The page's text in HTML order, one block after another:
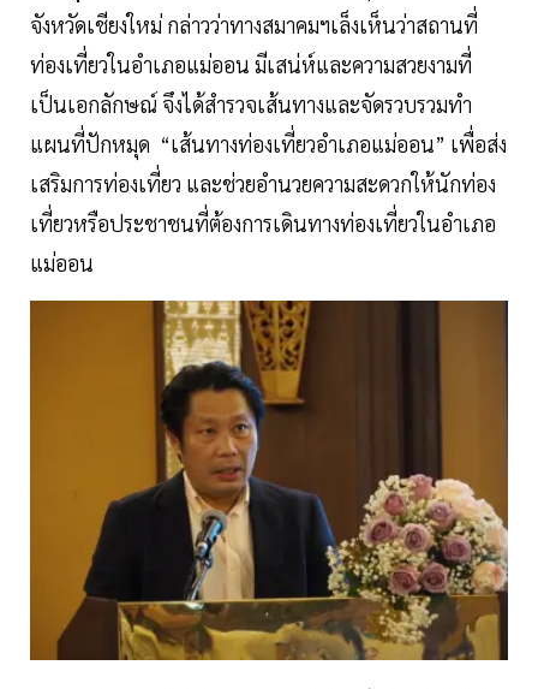
จังหวัดเชียงใหม่ กล่าวว่าทางสมาคมฯเล็งเห็นว่าสถานที่
ท่องเที่ยวในอำเภอแม่ออน มีเสน่ห์และความสวยงามที่
เป็นเอกลักษณ์ จึงได้สำรวจเส้นทางและจัดรวบรวมทำ
แผนที่ปักหมุด “เส้นทางท่องเที่ยวอำเภอแม่ออน” เพื่อส่ง
เสริมการท่องเที่ยว และช่วยอำนวยความสะดวกให้นักท่อง
เที่ยวหรือประชาชนที่ต้องการเดินทางท่องเที่ยวในอำเภอ
แม่ออน